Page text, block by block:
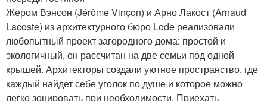
Жером Вэнсон (Jérôme Vinçon) и Арно Лакост (Arnaud
Lacoste) из архитектурного бюро Lode реализовали
любопытный проект загородного дома: простой и
экологичный, он рассчитан на две семьи под одной
крышей. Архитекторы создали уютное пространство, где
каждый найдет себе уголок по душе и которое можно
легко зонировать при необходимости. Приехать